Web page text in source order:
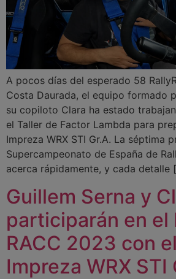
A pocos días del esperado 58
Costa Daurada, el equipo formado
su copiloto Clara ha estado
el Taller de Factor Lambda para
Impreza WRX STI Gr.A. La séptima
Supercampeonato de España de
acerca rápidamente, y cada detalle
Guillem Serna y
participarán en el
RACC 2023 con
Impreza WRX STI